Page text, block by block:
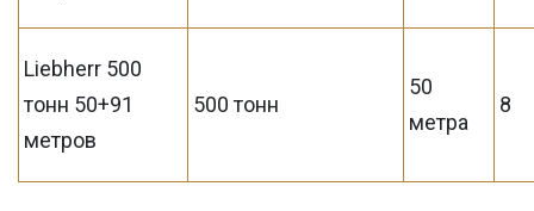
Liebherr 500
тонн 50+91
метров
500 тонн
50
метра
8